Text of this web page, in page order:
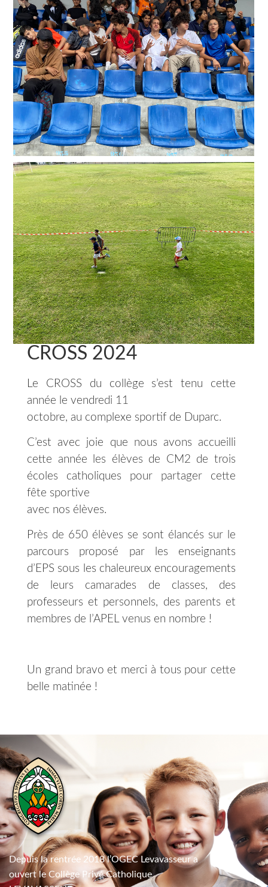
CROSS 2024
Le CROSS du collège s’est tenu cette
année le vendredi 11
octobre, au complexe sportif de Duparc.
C’est avec joie que nous avons accueilli
cette année les élèves de CM2 de trois
écoles catholiques pour partager cette
fête sportive
avec nos élèves.
Près de 650 élèves se sont élancés sur le
parcours proposé par les enseignants
d’EPS sous les chaleureux encouragements
de leurs camarades de classes, des
professeurs et personnels, des parents et
membres de l’APEL venus en nombre !
Un grand bravo et merci à tous pour cette
belle matinée !
Depuis la rentrée 2018 l’OGEC Levavasseur a
ouvert le Collège Privé Catholique